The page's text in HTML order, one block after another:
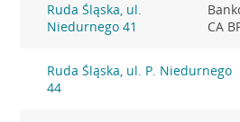
Ruda Śląska, ul.
Niedurnego 41
CA
Ruda Śląska, ul. P. Niedurnego
44